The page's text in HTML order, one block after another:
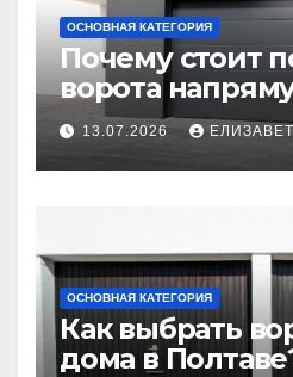
ОСНОВНАЯ КАТЕГОРИЯ
Почему стоит
ворота
производителя
13.07.2026
ОСНОВНАЯ КАТЕГОРИЯ
Как выбрать
дома в